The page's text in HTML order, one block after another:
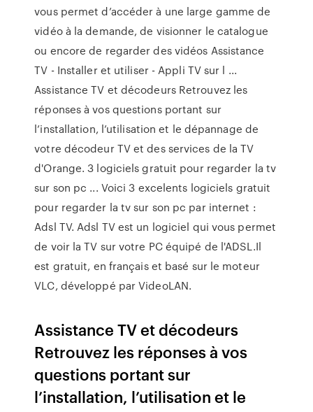
vous permet d’accéder à une large gamme de
vidéo à la demande, de visionner le catalogue
ou encore de regarder des vidéos Assistance
TV - Installer et utiliser - Appli TV sur l ...
Assistance TV et décodeurs Retrouvez les
réponses à vos questions portant sur
l’installation, l’utilisation et le dépannage de
votre décodeur TV et des services de la TV
d'Orange. 3 logiciels gratuit pour regarder la tv
sur son pc ... Voici 3 excelents logiciels gratuit
pour regarder la tv sur son pc par internet :
Adsl TV. Adsl TV est un logiciel qui vous permet
de voir la TV sur votre PC équipé de l'ADSL.Il
est gratuit, en français et basé sur le moteur
VLC, développé par VideoLAN.
Assistance TV et décodeurs
Retrouvez les réponses à vos
questions portant sur
l’installation, l’utilisation et le